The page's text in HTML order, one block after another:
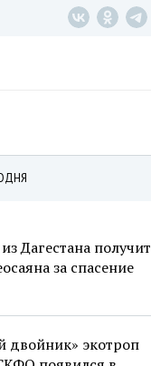
Дагестана получит
за спасение
двойник» экотроп